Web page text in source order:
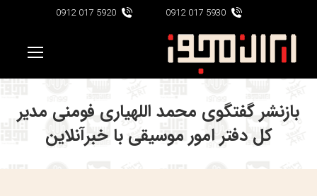
5930 017 0912
5920 017 0912
بازنشر گفتگوی محمد اللهیاری فومنی مدیر
کل دفتر امور موسیقی با خبرآنلاین